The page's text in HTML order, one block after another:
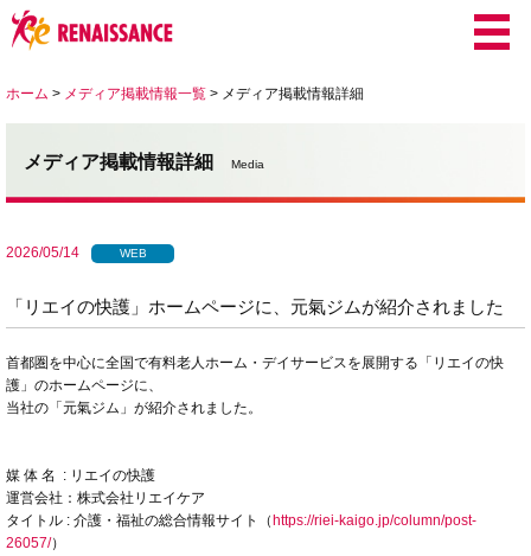
ホーム > メディア掲載情報一覧 > メディア掲載情報詳細
メディア掲載情報詳細 Media
2026/05/14 WEB
「リエイの快護」ホームページに、元氣ジムが紹介されました
首都圏を中心に全国で有料老人ホーム・デイサービスを展開する「リエイの快
護」のホームページに、
当社の「元氣ジム」が紹介されました。
媒 体 名 : リエイの快護
運営会社：株式会社リエイケア
タイトル : 介護・福祉の総合情報サイト（ https://riei-kaigo.jp/column/post-
26057/）